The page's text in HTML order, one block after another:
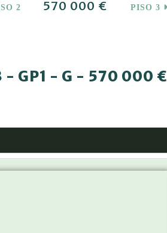
2 570 000 € PISO 3
- GP1 - G - 570 000 €